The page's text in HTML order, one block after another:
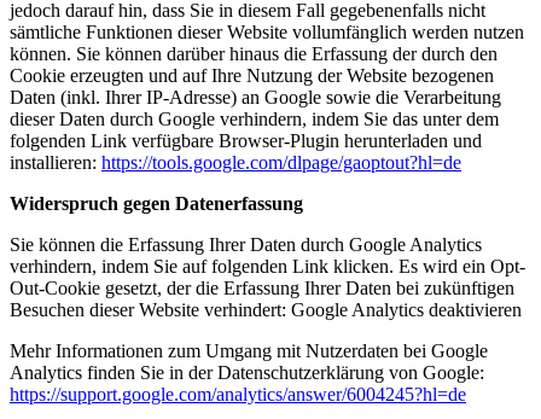
jedoch darauf hin, dass Sie in diesem Fall gegebenenfalls nicht
sämtliche Funktionen dieser Website vollumfänglich werden nutzen
können. Sie können darüber hinaus die Erfassung der durch den
Cookie erzeugten und auf Ihre Nutzung der Website bezogenen
Daten (inkl. Ihrer IP-Adresse) an Google sowie die Verarbeitung
dieser Daten durch Google verhindern, indem Sie das unter dem
folgenden Link verfügbare Browser-Plugin herunterladen und
installieren: https://tools.google.com/dlpage/gaoptout?hl=de
Widerspruch gegen Datenerfassung
Sie können die Erfassung Ihrer Daten durch Google Analytics
verhindern, indem Sie auf folgenden Link klicken. Es wird ein Opt-
Out-Cookie gesetzt, der die Erfassung Ihrer Daten bei zukünftigen
Besuchen dieser Website verhindert: Google Analytics deaktivieren
Mehr Informationen zum Umgang mit Nutzerdaten bei Google
Analytics finden Sie in der Datenschutzerklärung von Google:
https://support.google.com/analytics/answer/6004245?hl=de